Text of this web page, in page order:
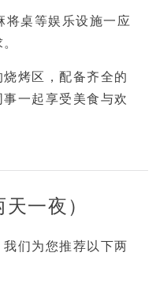
将桌等娱乐设施一应
烧烤区，配备齐全的
一起享受美食与欢
一夜）
们为您推荐以下两